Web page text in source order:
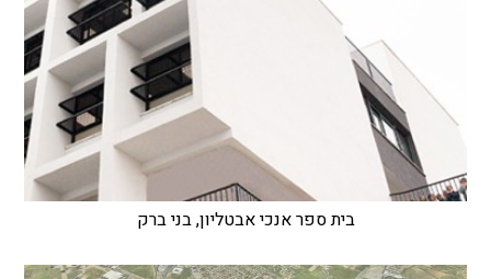
בית ספר אנכי אבטליון, בני ברק